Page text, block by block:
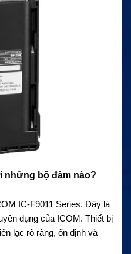
những bộ đàm nào?
IC-F9011 Series. Đây là
dụng của ICOM. Thiết bị
lạc rõ ràng, ổn định và